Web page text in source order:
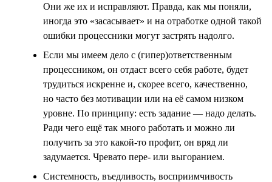
Они же их и исправляют. Правда, как мы поняли,
иногда это «засасывает» и на отработке одной такой
ошибки процессники могут застрять надолго.
Если мы имеем дело с (гипер)ответственным
процессником, он отдаст всего себя работе, будет
трудиться искренне и, скорее всего, качественно,
но часто без мотивации или на её самом низком
уровне. По принципу: есть задание — надо делать.
Ради чего ещё так много работать и можно ли
получить за это какой-то профит, он вряд ли
задумается. Чревато пере- или выгоранием.
Системность, въедливость, восприимчивость